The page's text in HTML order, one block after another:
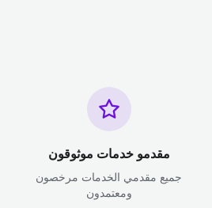
مقدمو خدمات موثوقون
جميع مقدمي الخدمات مرخصون
ومعتمدون